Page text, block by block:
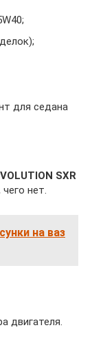
для седана
SXR
нет.
на ваз
двигателя.